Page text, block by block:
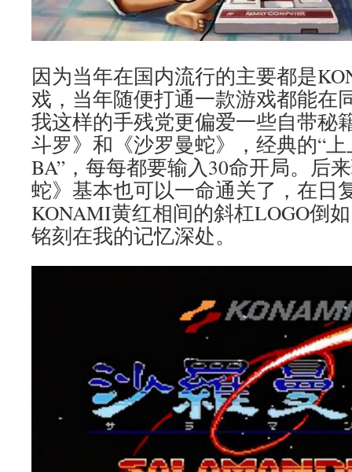
因为当年在国内流行的主要都是
戏，当年随便打通一款游戏都能在
我这样的手残党更偏爱一些自带秘
斗罗》和《沙罗曼蛇》，经典的“
BA”，每每都要输入30命开局。后
蛇》基本也可以一命通关了，在日
KONAMI黄红相间的斜杠LOGO倒
铭刻在我的记忆深处。